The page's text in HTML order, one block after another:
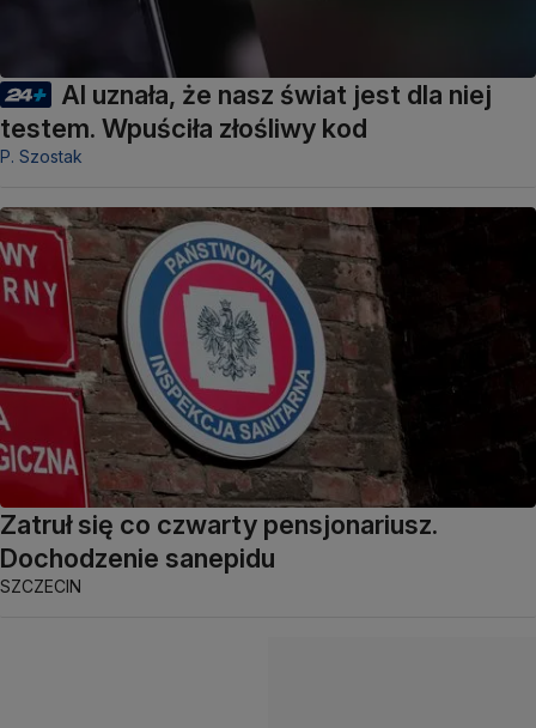
AI uznała, że nasz świat jest dla niej
testem. Wpuściła złośliwy kod
P. Szostak
Zatruł się co czwarty pensjonariusz.
Dochodzenie sanepidu
SZCZECIN